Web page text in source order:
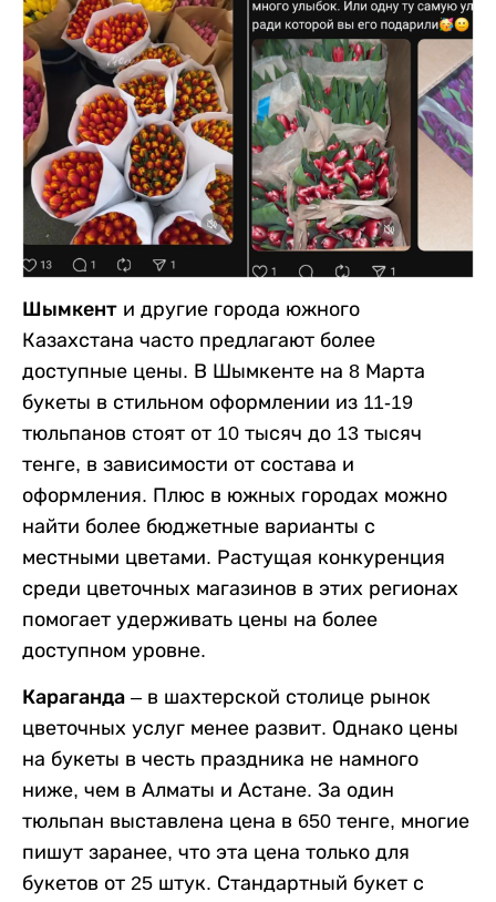
Шымкент и другие города южного
Казахстана часто предлагают более
доступные цены. В Шымкенте на 8 Марта
букеты в стильном оформлении из 11-19
тюльпанов стоят от 10 тысяч до 13 тысяч
тенге, в зависимости от состава и
оформления. Плюс в южных городах можно
найти более бюджетные варианты с
местными цветами. Растущая конкуренция
среди цветочных магазинов в этих регионах
помогает удерживать цены на более
доступном уровне.
Караганда – в шахтерской столице рынок
цветочных услуг менее развит. Однако цены
на букеты в честь праздника не намного
ниже, чем в Алматы и Астане. За один
тюльпан выставлена цена в 650 тенге, многие
пишут заранее, что эта цена только для
букетов от 25 штук. Стандартный букет с